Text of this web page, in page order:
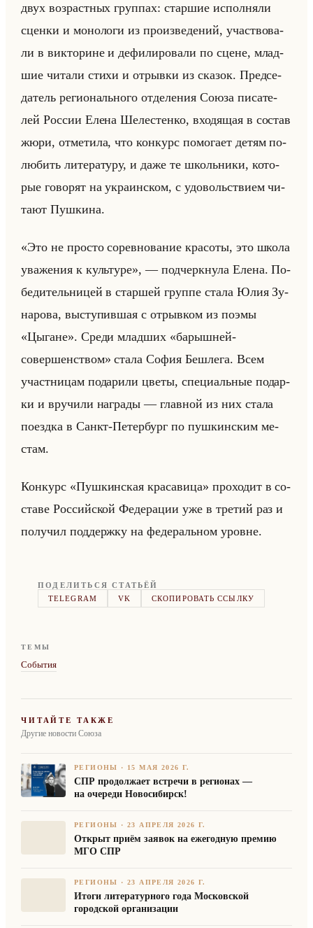
двух воз­раст­ных груп­пах: стар­шие ис­пол­ня­ли
сцен­ки и мо­но­ло­ги из про­из­ве­де­ний, участ­во­ва­
ли в вик­то­рине и де­фи­ли­ро­ва­ли по сцене, млад­
шие чи­та­ли стихи и от­рыв­ки из ска­зок. Пред­се­
да­тель ре­ги­онально­го от­де­ле­ния Союза пи­са­те­
лей Рос­сии Елена Ше­ле­стен­ко, вхо­дя­щая в со­став
жюри, от­ме­ти­ла, что кон­курс по­мо­га­ет детям по­
лю­бить ли­те­ра­ту­ру, и даже те школьни­ки, ко­то­
рые го­во­рят на укра­ин­ском, с удо­вольстви­ем чи­
та­ют Пуш­ки­на.
«Это не просто соревнование красоты, это школа
уважения к культуре», — под­черк­ну­ла Елена. По­
бе­ди­тельни­цей в стар­шей груп­пе стала Юлия Зу­
на­ро­ва, вы­сту­пив­шая с от­рыв­ком из поэмы
«Цыгане». Среди млад­ших «барышней-
совершенством» стала София Бешле­га. Всем
участ­ни­цам по­да­ри­ли цветы, спе­ци­альные по­дар­
ки и вру­чи­ли на­гра­ды — глав­ной из них стала
по­езд­ка в Санкт-Пе­тер­бург по пуш­кин­ским ме­
стам.
Кон­курс «Пушкинская красавица» про­хо­дит в со­
ста­ве Рос­сийской Фе­де­ра­ции уже в тре­тий раз и
по­лу­чил под­держ­ку на фе­де­ральном уровне.
ПОДЕЛИТЬСЯ СТАТЬЁЙ
TELEGRAM
VK СКОПИРОВАТЬ ССЫЛКУ
ТЕМЫ
События
ЧИТАЙТЕ ТАКЖЕ
Другие новости Союза
РЕГИОНЫ · 15 МАЯ 2026 Г.
СПР продолжает встречи в регионах —
на очереди Новосибирск!
РЕГИОНЫ ·23 АПРЕЛЯ 2026 Г.
Открыт приём заявок на ежегодную премию
МГО СПР
РЕГИОНЫ ·23 АПРЕЛЯ 2026 Г.
Итоги литературного года Московской
городской организации